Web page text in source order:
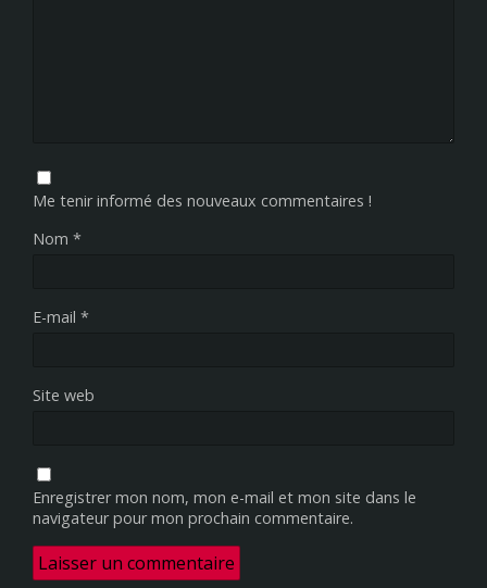
Me tenir informé des nouveaux commentaires !
Nom *
E-mail *
Site web
Enregistrer mon nom, mon e-mail et mon site dans le
navigateur pour mon prochain commentaire.